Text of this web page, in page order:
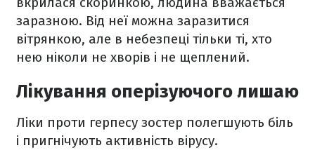
заразною. Від неї можна заразитися
вітрянкою, але в небезпеці тільки ті, хто
нею ніколи не хворів і не щеплений.
Лікування оперізуючого лишаю
Ліки проти герпесу зостер полегшують біль
і пригнічують активність вірусу.